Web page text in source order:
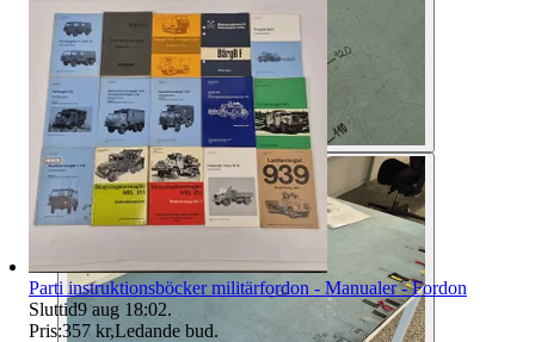
Parti instruktionsböcker militärfordon - Manualer - Fordon
Sluttid9 aug 18:02.
Pris:357 kr,Ledande bud.